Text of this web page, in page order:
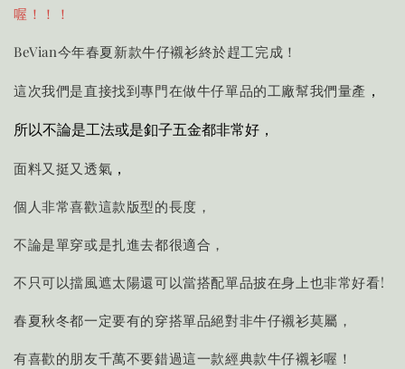
喔！！！
BeVian今年春夏新款牛仔襯衫終於趕工完成！
這次我們是直接找到專門在做牛仔單品的工廠幫我們量產 ，
所以不論是工法或是釦子五金都非常好，
面料又挺又透氣 ，
個人非常喜歡這款版型的長度，
不論是單穿或是扎進去都很適合，
不只可以擋風遮太陽還可以當搭配單品披在身上也非常好看!
春夏秋冬都一定要有的穿搭單品絕對非牛仔襯衫莫屬，
有喜歡的朋友千萬不要錯過這一款經典款牛仔襯衫喔！